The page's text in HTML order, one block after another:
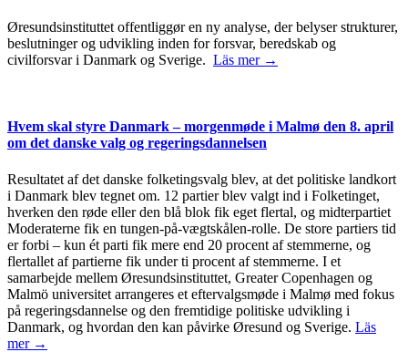
Øresundsinstituttet offentliggør en ny analyse, der belyser strukturer,
beslutninger og udvikling inden for forsvar, beredskab og
civilforsvar i Danmark og Sverige. Läs mer →
Hvem skal styre Danmark – morgenmøde i Malmø den 8. april
om det danske valg og regeringsdannelsen
Resultatet af det danske folketingsvalg blev, at det politiske landkort
i Danmark blev tegnet om. 12 partier blev valgt ind i Folketinget,
hverken den røde eller den blå blok fik eget flertal, og midterpartiet
Moderaterne fik en tungen-på-vægtskålen-rolle. De store partiers tid
er forbi – kun ét parti fik mere end 20 procent af stemmerne, og
flertallet af partierne fik under ti procent af stemmerne. I et
samarbejde mellem Øresundsinstituttet, Greater Copenhagen og
Malmö universitet arrangeres et eftervalgsmøde i Malmø med fokus
på regeringsdannelse og den fremtidige politiske udvikling i
Danmark, og hvordan den kan påvirke Øresund og Sverige. Läs
mer →